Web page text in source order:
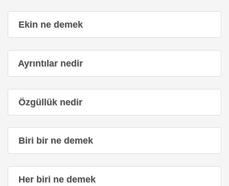
Ekin ne demek
Ayrıntılar nedir
Özgüllük nedir
Biri bir ne demek
Her biri ne demek